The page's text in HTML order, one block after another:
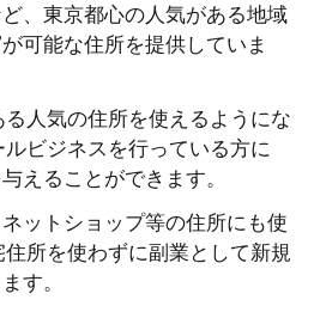
、東京都心の人気がある地域
可能な住所を提供していま
人気の住所を使えるようにな
ビジネスを行っている方に
えることができます。
ットショップ等の住所にも使
所を使わずに副業として新規
す。